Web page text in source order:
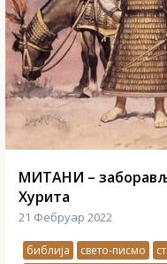
МИТАНИ –
Хурита
21 Фебруар 2022
библија свето-писмо